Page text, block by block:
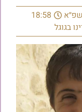
18:58
בגוגל